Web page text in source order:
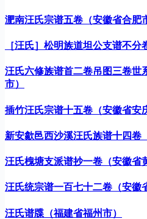
淝南汪氏宗谱五卷（安徽省合肥
［汪氏］松明族道坦公支谱不分
汪氏六修族谱首二卷吊图三卷世
市）
插竹汪氏宗谱十五卷（安徽省安
新安歙邑西沙溪汪氏族谱十四卷
汪氏槐塘支派谱抄一卷（安徽省
汪氏统宗谱一百七十二卷（安徽
汪氏谱牒（福建省福州市）